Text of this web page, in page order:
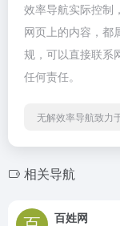
效率导航实际控制
网页上的内容，都
规，可以直接联系
任何责任。
无解效率导航致力
相关导航
百姓网